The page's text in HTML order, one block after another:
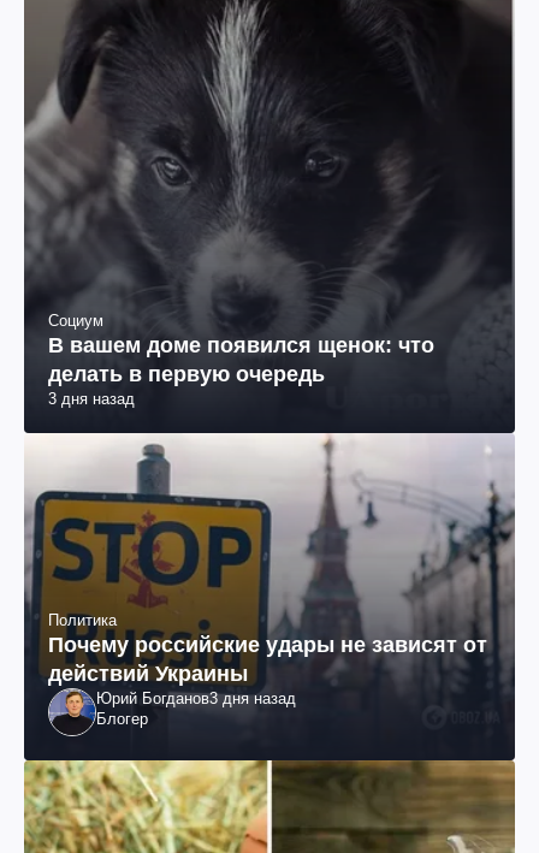
Социум
В вашем доме появился щенок: что
делать в первую очередь
3 дня назад
Политика
Почему российские удары не зависят от
действий Украины
Юрий Богданов3 дня назад
Блогер